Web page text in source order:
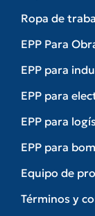
Ropa de
EPP Para
EPP para
EPP para
EPP para
EPP para
Equipo de
Términos y